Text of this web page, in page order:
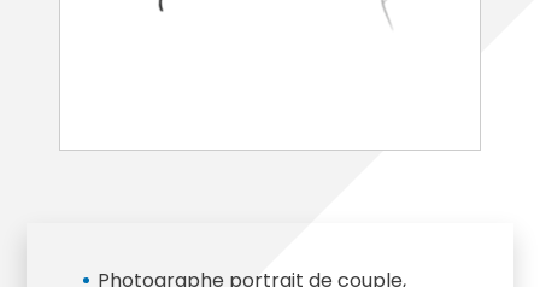
Photographe portrait de couple,